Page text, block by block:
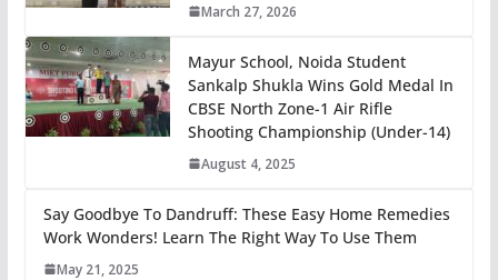
March 27, 2026
Mayur School, Noida Student
Sankalp Shukla Wins Gold Medal In
CBSE North Zone-1 Air Rifle
Shooting Championship (Under-14)
August 4, 2025
Say Goodbye To Dandruff: These Easy Home Remedies
Work Wonders! Learn The Right Way To Use Them
May 21, 2025